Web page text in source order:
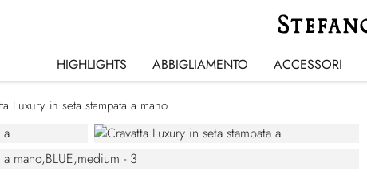
HIGHLIGHTS ABBIGLIAMENTO ACCESSORI
Luxury in seta stampata a mano